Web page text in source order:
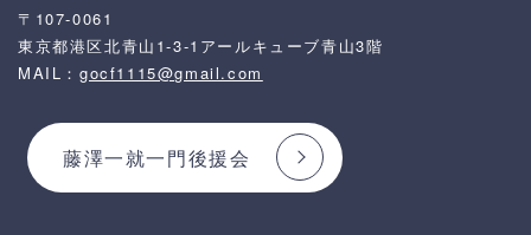
〒107-0061
東京都港区北青山1-3-1アールキューブ青山3階
MAIL： gocf1115@gmail.com
藤澤一就一門後援会